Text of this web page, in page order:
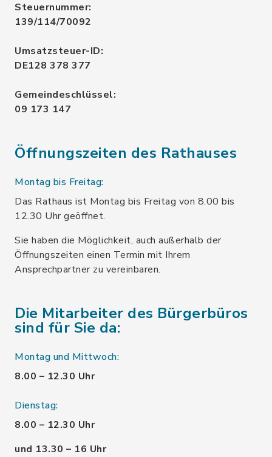
Steuernummer:
139/114/70092
Umsatzsteuer-ID:
DE128 378 377
Gemeindeschlüssel:
09 173 147
Öffnungszeiten des Rathauses
Montag bis Freitag:
Das Rathaus ist Montag bis Freitag von 8.00 bis
12.30 Uhr geöffnet.
Sie haben die Möglichkeit, auch außerhalb der
Öffnungszeiten einen Termin mit Ihrem
Ansprechpartner zu vereinbaren.
Die Mitarbeiter des Bürgerbüros
sind für Sie da:
Montag und Mittwoch:
8.00 – 12.30 Uhr
Dienstag:
8.00 – 12.30 Uhr
und 13.30 – 16 Uhr